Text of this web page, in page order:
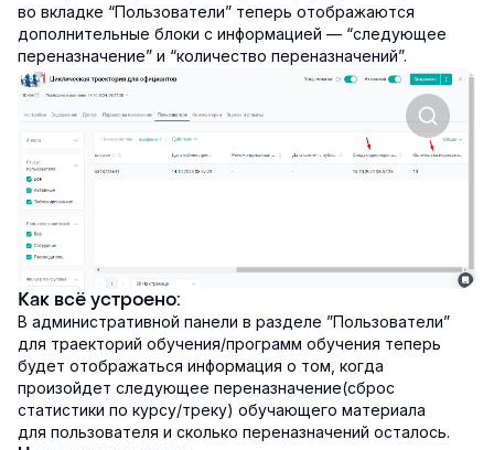
во вкладке “Пользователи” теперь отображаются
дополнительные блоки с информацией — “следующее
переназначение” и “количество переназначений”.
Как всё устроено:
В административной панели в разделе ”Пользователи”
для траекторий обучения/программ обучения теперь
будет отображаться информация о том, когда
произойдет следующее переназначение(сброс
статистики по курсу/треку) обучающего материала
для пользователя и сколько переназначений осталось.